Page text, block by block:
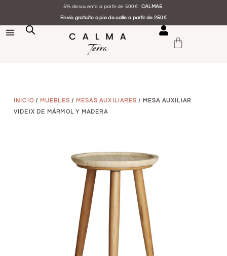
5% descuento a partir de 500€: CALMA5
Envío gratuito a pie de calle a partir de 250€
INICIO / MUEBLES / MESAS AUXILIARES / MESA AUXILIAR
VIDEIX DE MÁRMOL Y MADERA